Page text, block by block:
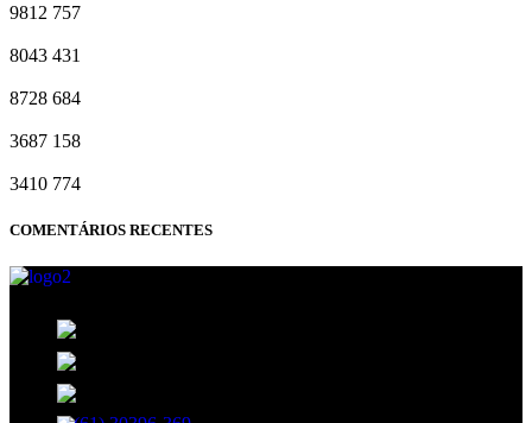
9812 757
8043 431
8728 684
3687 158
3410 774
COMENTÁRIOS RECENTES
70853-520
R. 13 Norte, 19 - Águas Claras, Brasília - DF
708 - Águas Claras, Brasília - DF, 71900-100